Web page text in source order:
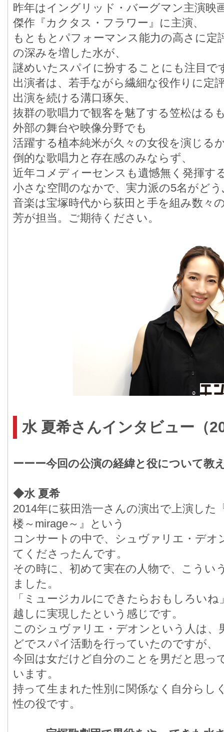
昨年はイングリッド・バーグマン主演映
傑作『カクタス・フラワー』に主演、
もともとパフォーマンス能力の高さに定
の深みを増した水が、
謎めいたスパイに扮することにも注目で
出演者は、若手ながら繊細な役作りに定
出演を続ける溝口琢矢、
抜群の歌唱力で観客を魅了する笠松はる
外部の舞台や映像分野でも
活躍する植本純米が久々の女役を演じる
倒的な歌唱力と存在感のみならず、
近年コメディーセンスも遺憾無く発揮す
小さな空間のなかで、実力派の5名がど
音楽は宝塚時代から荻田と手を組み数々
芳が担当。ご期待ください。
水 夏希さんインタビュー（
ーーー今回の公演の経緯と役について教
◆水 夏希
2014年に荻田浩一さんの演出で上演した
楼～mirage～』という
コンサートの中で、シュヴァリエ・デオ
てくださったんです。
その時に、初めて実在の人物で、こうい
ました。
「ミュージカルにできたらおもしろい
越しに実現したという感じです。
このシュヴァリエ・デオンという人は
どでスパイ活動を行っていたのですが、
今回は女だけど自分のことを男だと思っ
います。
持って生まれた性別に関係なく自分らし
性の役です。